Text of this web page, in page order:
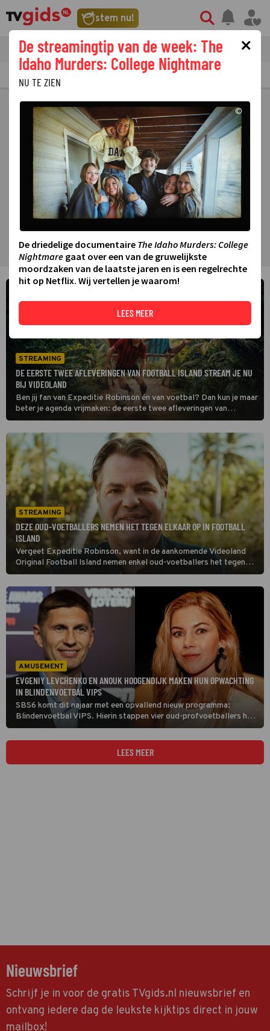
stem nu!
tvgids streaming nieuws
PRIMETIME GEMIST
STREAMING
DE EERSTE TWEE AFLEVERINGEN VAN FOOTBALL ISLAND STREAM JE NU
BIJ VIDEOLAND
Ben jij fan van Expeditie Robinson én van voetbal? Dan kun je maar
beter je agenda vrijmaken: de eerste twee afleveringen van
Football Island zijn nu te streamen bij Videoland.
STREAMING
DEZE OUD-VOETBALLERS NEMEN HET TEGEN ELKAAR OP IN FOOTBALL
ISLAND
Vergeet Expeditie Robinson, want in de aankomende Videoland
Original Football Island nemen enkel oud-voetballers het tegen
elkaar op. De deelnemers zijn inmiddels bekend.
AMUSEMENT
EVGENIY LEVCHENKO EN ANOUK HOOGENDIJK MAKEN HUN OPWACHTING
IN BLINDENVOETBAL VIPS
SBS6 komt dit najaar met een opvallend nieuw programma:
Blindenvoetbal VIPS. Hierin stappen vier oud-profvoetballers het
veld op om geblinddoekt de strijd met elkaar aan te gaan.
LEES MEER
Nieuwsbrief
Schrijf je in voor de gratis TVgids.nl nieuwsbrief en
ontvang iedere dag de leukste kijktips direct in jouw
mailbox!
×
De streamingtip van de week: The
Idaho Murders: College Nightmare
NU TE ZIEN
©
De driedelige documentaire The Idaho Murders: College
Nightmare gaat over een van de gruwelijkste
moordzaken van de laatste jaren en is een regelrechte
hit op Netflix. Wij vertellen je waarom!
LEES MEER